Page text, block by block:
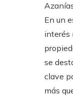
En un
interés
se
clave
más